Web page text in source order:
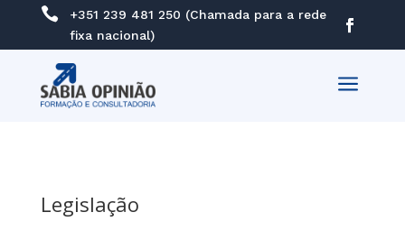

+351 239 481 250 (Chamada para a rede
fixa nacional)
a
Legislação